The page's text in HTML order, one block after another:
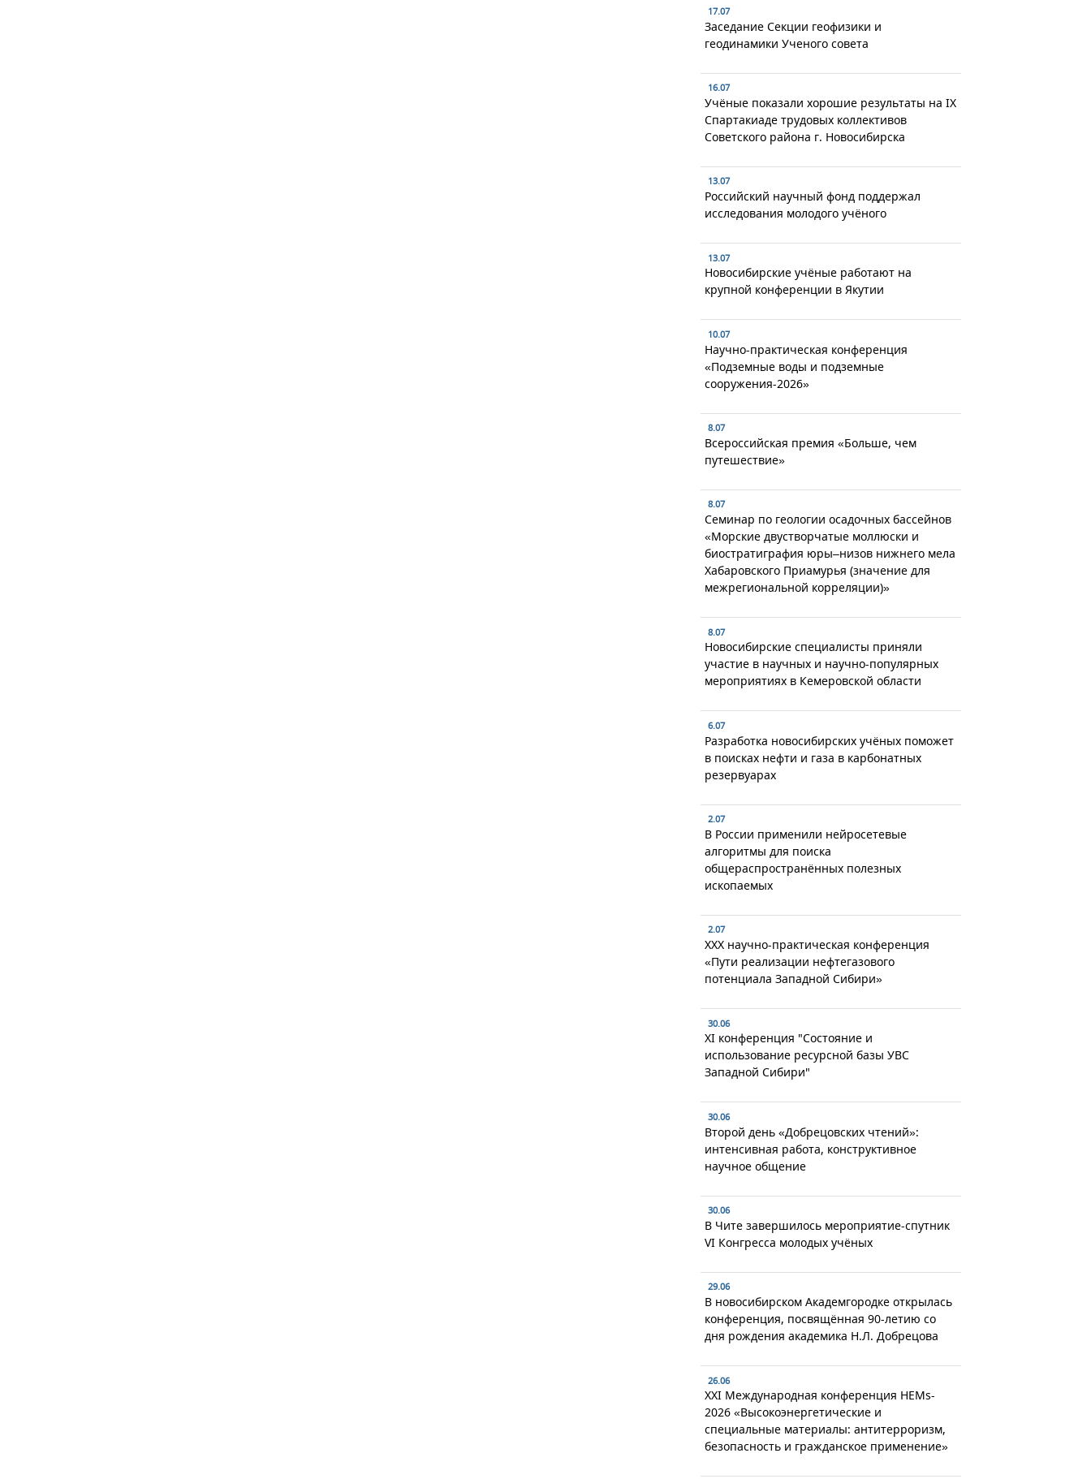
17.07
Заседание Секции геофизики и
геодинамики Ученого совета
16.07
Учёные показали хорошие результаты на IX
Спартакиаде трудовых коллективов
Советского района г. Новосибирска
13.07
Российский научный фонд поддержал
исследования молодого учёного
13.07
Новосибирские учёные работают на
крупной конференции в Якутии
10.07
Научно-практическая конференция
«Подземные воды и подземные
сооружения-2026»
8.07
Всероссийская премия «Больше, чем
путешествие»
8.07
Семинар по геологии осадочных бассейнов
«Морские двустворчатые моллюски и
биостратиграфия юры–низов нижнего мела
Хабаровского Приамурья (значение для
межрегиональной корреляции)»
8.07
Новосибирские специалисты приняли
участие в научных и научно-популярных
мероприятиях в Кемеровской области
6.07
Разработка новосибирских учёных поможет
в поисках нефти и газа в карбонатных
резервуарах
2.07
В России применили нейросетевые
алгоритмы для поиска
общераспространённых полезных
ископаемых
2.07
XXX научно-практическая конференция
«Пути реализации нефтегазового
потенциала Западной Сибири»
30.06
XI конференция "Состояние и
использование ресурсной базы УВС
Западной Сибири"
30.06
Второй день «Добрецовских чтений»:
интенсивная работа, конструктивное
научное общение
30.06
В Чите завершилось мероприятие-спутник
VI Конгресса молодых учёных
29.06
В новосибирском Академгородке открылась
конференция, посвящённая 90-летию со
дня рождения академика Н.Л. Добрецова
26.06
XXI Международная конференция HEMs-
2026 «Высокоэнергетические и
специальные материалы: антитерроризм,
безопасность и гражданское применение»